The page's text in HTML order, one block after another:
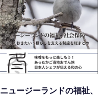
ニュージーランドの福祉、